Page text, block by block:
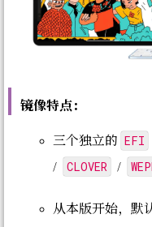
镜像特点：
三个独立的 EFI
/ CLOVER /
从本版开始，默